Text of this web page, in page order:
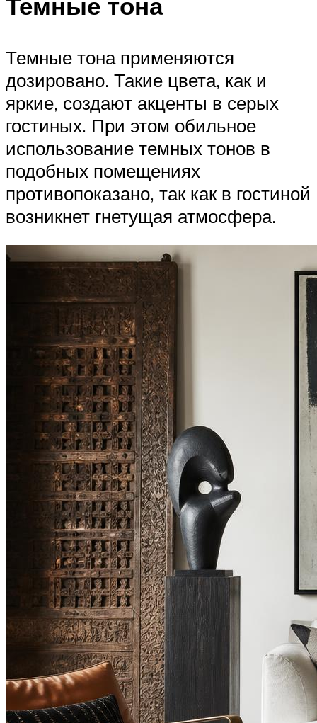
Темные тона применяются
дозировано. Такие цвета, как и
яркие, создают акценты в серых
гостиных. При этом обильное
использование темных тонов в
подобных помещениях
противопоказано, так как в гостиной
возникнет гнетущая атмосфера.